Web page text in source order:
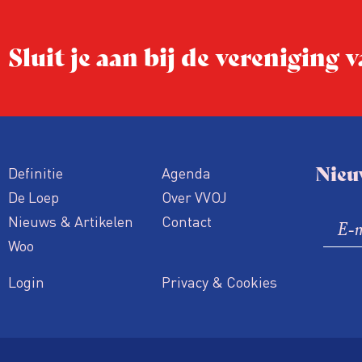
Sluit je aan bij de vereniging
Definitie
De Loep
Nieuws & Artikelen
Woo
Agenda
Over VVOJ
Contact
Login Privacy & Cookies